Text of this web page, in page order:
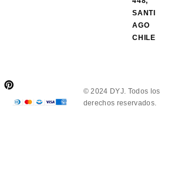
SANTI
AGO
CHILE
© 2024 DYJ. Todos los
derechos reservados.